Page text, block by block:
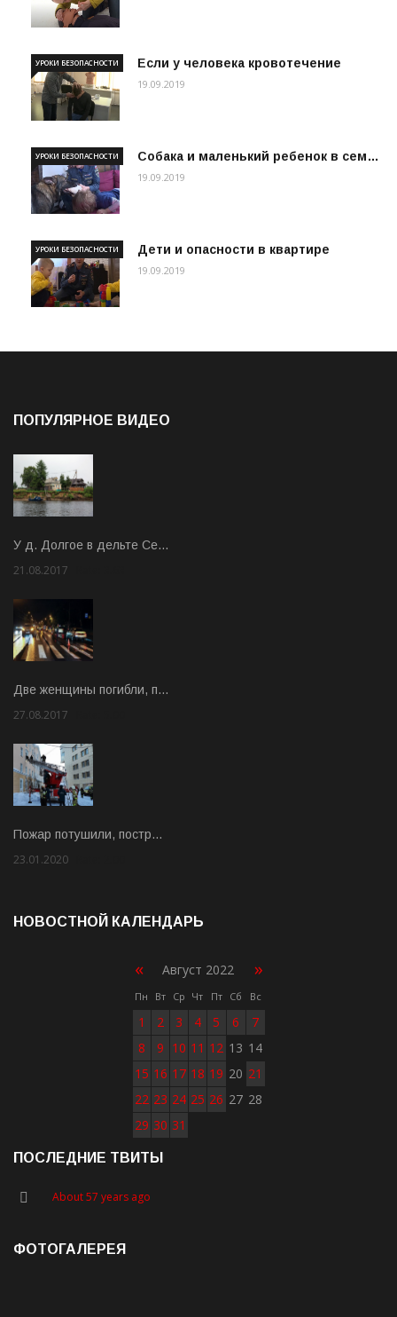
Если у человека кровотечение
УРОКИ БЕЗОПАСНОСТИ
19.09.2019
Собака и маленький ребенок в сем…
УРОКИ БЕЗОПАСНОСТИ
19.09.2019
Дети и опасности в квартире
УРОКИ БЕЗОПАСНОСТИ
19.09.2019
ПОПУЛЯРНОЕ ВИДЕО
У д. Долгое в дельте Се…
21.08.2017
Две женщины погибли, п…
27.08.2017
Пожар потушили, постр…
23.01.2020
НОВОСТНОЙ КАЛЕНДАРЬ
« Август 2022 »
Пн Вт Ср Чт Пт Сб Вс
1 2 3 4 5 6
7
8
9 10 11 12 13 14
15 16 17 18 19 20 21
22 23 24 25 26 27 28
29 30 31
ПОСЛЕДНИЕ ТВИТЫ
About 57 years ago
ФОТОГАЛЕРЕЯ